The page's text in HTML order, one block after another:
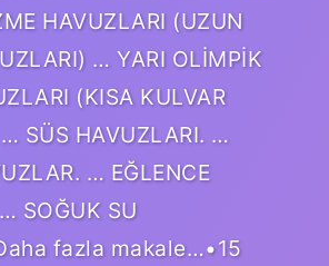
HAVUZLARI (UZUN
… YARI OLİMPİK
(KISA KULVAR
SÜS HAVUZLARI. …
… EĞLENCE
SOĞUK SU
fazla makale…•15